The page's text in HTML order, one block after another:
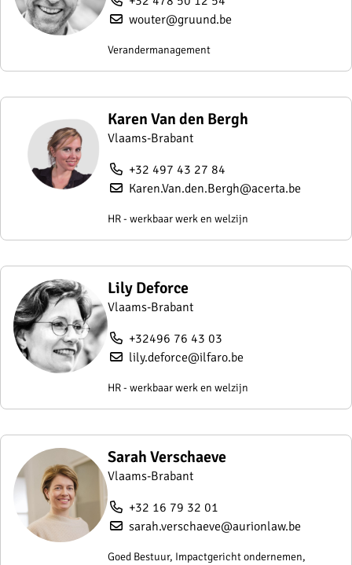
wouter@gruund.be
Verandermanagement
Karen Van den Bergh
Vlaams-Brabant
+32 497 43 27 84
Karen.Van.den.Bergh@acerta.be
HR - werkbaar werk en welzijn
Lily Deforce
Vlaams-Brabant
+32496 76 43 03
lily.deforce@ilfaro.be
HR - werkbaar werk en welzijn
Sarah Verschaeve
Vlaams-Brabant
+32 16 79 32 01
sarah.verschaeve@aurionlaw.be
Goed Bestuur, Impactgericht ondernemen,